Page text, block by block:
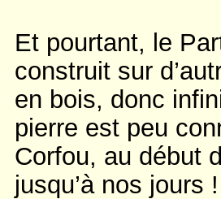
Et pourtant, le
construit sur
en bois, donc
pierre est peu
Corfou, au début
jusqu’à nos jours !